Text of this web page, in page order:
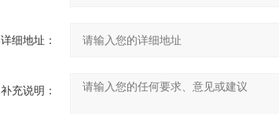
详细地址：
补充说明：